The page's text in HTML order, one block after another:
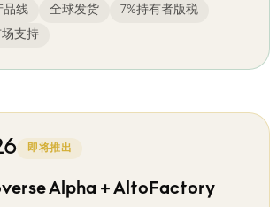
品线 全球发货
7%持有者版税
支持
即将推出
Alpha + AltoFactory